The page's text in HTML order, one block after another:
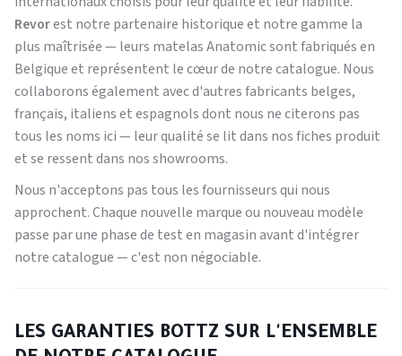
Revorest notre partenaire historique et notre gamme la
plus maîtrisée — leurs matelas Anatomic sont fabriqués en
Belgique et représentent le cœur de notre catalogue. Nous
collaborons également avec d'autres fabricants belges,
français, italiens et espagnols dont nous ne citerons pas
tous les noms ici — leur qualité se lit dans nos fiches produit
et se ressent dans nos showrooms.
Nous n'acceptons pas tous les fournisseurs qui nous
approchent. Chaque nouvelle marque ou nouveau modèle
passe par une phase de test en magasin avant d'intégrer
notre catalogue — c'est non négociable.
LES GARANTIES BOTTZ SUR L'ENSEMBLE